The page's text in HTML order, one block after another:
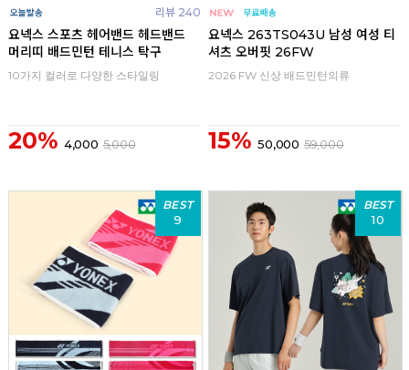
리뷰 240
요넥스 스포츠 헤어밴드 헤드밴드
머리띠 배드민턴 테니스 탁구
10가지 컬러로 다양한 스타일링
20% 4,000 5,000
요넥스 263TS043U 남성 여성 티
셔츠 오버핏 26FW
2026 FW 신상 배드민턴의류
15% 50,000 59,000
BEST
9
BEST
10